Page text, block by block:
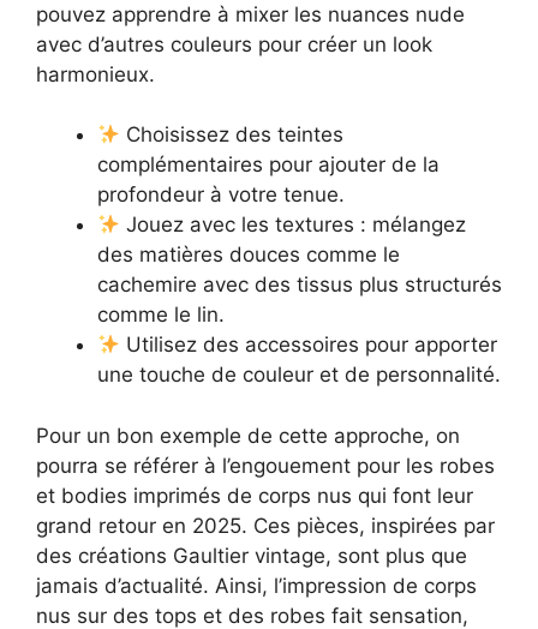
pouvez apprendre à mixer les nuances nude
avec d’autres couleurs pour créer un look
harmonieux.
Choisissez des teintes
complémentaires pour ajouter de la
profondeur à votre tenue.
Jouez avec les textures : mélangez
des matières douces comme le
cachemire avec des tissus plus structurés
comme le lin.
Utilisez des accessoires pour apporter
une touche de couleur et de personnalité.
Pour un bon exemple de cette approche, on
pourra se référer à l’engouement pour les robes
et bodies imprimés de corps nus qui font leur
grand retour en 2025. Ces pièces, inspirées par
des créations Gaultier vintage, sont plus que
jamais d’actualité. Ainsi, l’impression de corps
nus sur des tops et des robes fait sensation,